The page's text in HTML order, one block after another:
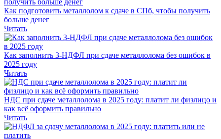
Как подготовить металлолом к сдаче в СПб, чтобы получить
больше денег
Читать
Как заполнить 3-НДФЛ при сдаче металлолома без ошибок в
2025 году
Читать
НДС при сдаче металлолома в 2025 году: платит ли физлицо и
как всё оформить правильно
Читать